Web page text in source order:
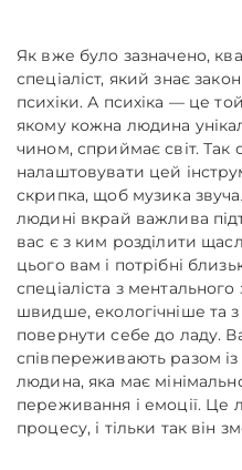
Як вже було зазначено,
спеціаліст, який знає
психіки. А психіка — це
якому кожна людина
чином, сприймає світ. Так
налаштовувати цей
скрипка, щоб музика
людині вкрай важлива
вас є з ким розділити
цього вам і потрібні
спеціаліста з
швидше, екологічніше та
повернути себе до ладу.
співпереживають разом
людина, яка має
переживання і емоції. Це
процесу, і тільки так він